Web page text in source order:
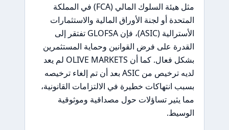
مثل هيئة السلوك المالي (FCA) في المملكة
المتحدة أو لجنة الأوراق المالية والاستثمارات
الأسترالية (ASIC)، فإن GLOFSA تفتقر إلى
القدرة على فرض القوانين وحماية المستثمرين
بشكل فعال. كما أن OLIVE MARKETS لم يعد
لديه ترخيص من ASIC بعد أن تم إلغاء ترخيصه
بسبب انتهاكات خطيرة في الالتزامات القانونية،
مما يثير تساؤلات حول مصداقية وموثوقية
الوسيط.